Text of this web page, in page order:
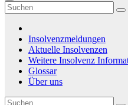
Insolvenzmeldungen
Aktuelle Insolvenzen
Weitere Insolvenz
Glossar
Über uns